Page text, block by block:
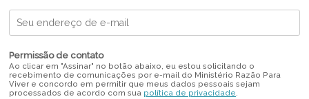
Permissão de contato
Ao clicar em "Assinar" no botão abaixo, eu estou solicitando o
recebimento de comunicações por e-mail do Ministério Razão Para
Viver e concordo em permitir que meus dados pessoais sejam
processados de acordo com sua política de privacidade.